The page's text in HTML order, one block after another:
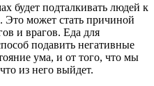
будет подталкивать людей к
может стать причиной
и врагов. Еда для
подавить негативные
ума, и от того, что мы
из него выйдет.